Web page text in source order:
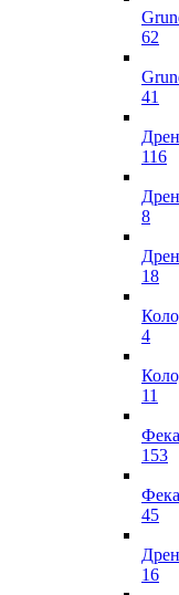
62
41
116
8
18
4
11
153
45
16